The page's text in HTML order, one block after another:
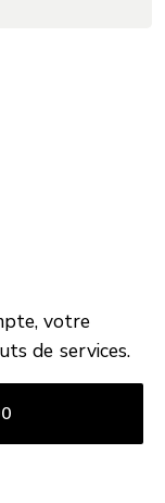
votre
de services.